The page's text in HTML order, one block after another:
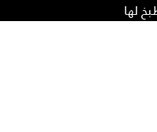
لها